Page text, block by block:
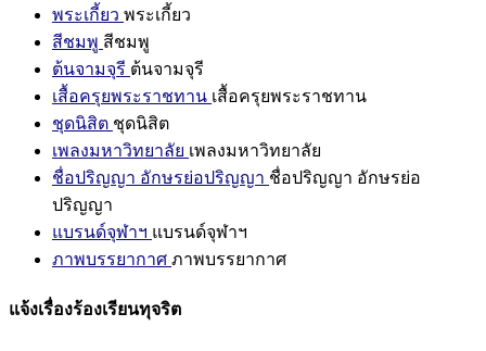
พระเกี้ยว พระเกี้ยว
สีชมพู สีชมพู
ต้นจามจุรี ต้นจามจุรี
เสื้อครุยพระราชทาน เสื้อครุยพระราชทาน
ชุดนิสิต ชุดนิสิต
เพลงมหาวิทยาลัย เพลงมหาวิทยาลัย
ชื่อปริญญา อักษรย่อปริญญา ชื่อปริญญา อักษรย่อ
ปริญญา
แบรนด์จุฬาฯ แบรนด์จุฬาฯ
ภาพบรรยากาศ ภาพบรรยากาศ
แจ้งเรื่องร้องเรียนทุจริต